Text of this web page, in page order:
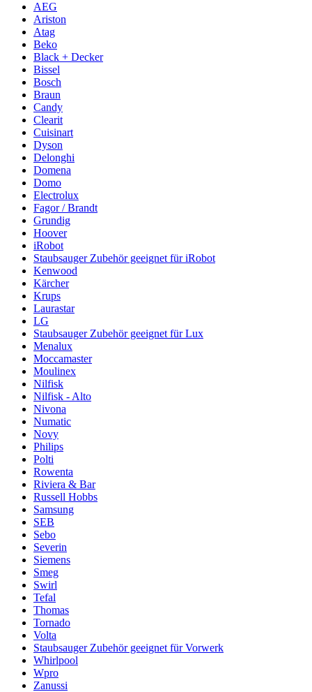
AEG
Ariston
Atag
Beko
Black + Decker
Bissel
Bosch
Braun
Candy
Clearit
Cuisinart
Dyson
Delonghi
Domena
Domo
Electrolux
Fagor / Brandt
Grundig
Hoover
iRobot
Staubsauger Zubehör geeignet für iRobot
Kenwood
Kärcher
Krups
Laurastar
LG
Staubsauger Zubehör geeignet für Lux
Menalux
Moccamaster
Moulinex
Nilfisk
Nilfisk - Alto
Nivona
Numatic
Novy
Philips
Polti
Rowenta
Riviera & Bar
Russell Hobbs
Samsung
SEB
Sebo
Severin
Siemens
Smeg
Swirl
Tefal
Thomas
Tornado
Volta
Staubsauger Zubehör geeignet für Vorwerk
Whirlpool
Wpro
Zanussi